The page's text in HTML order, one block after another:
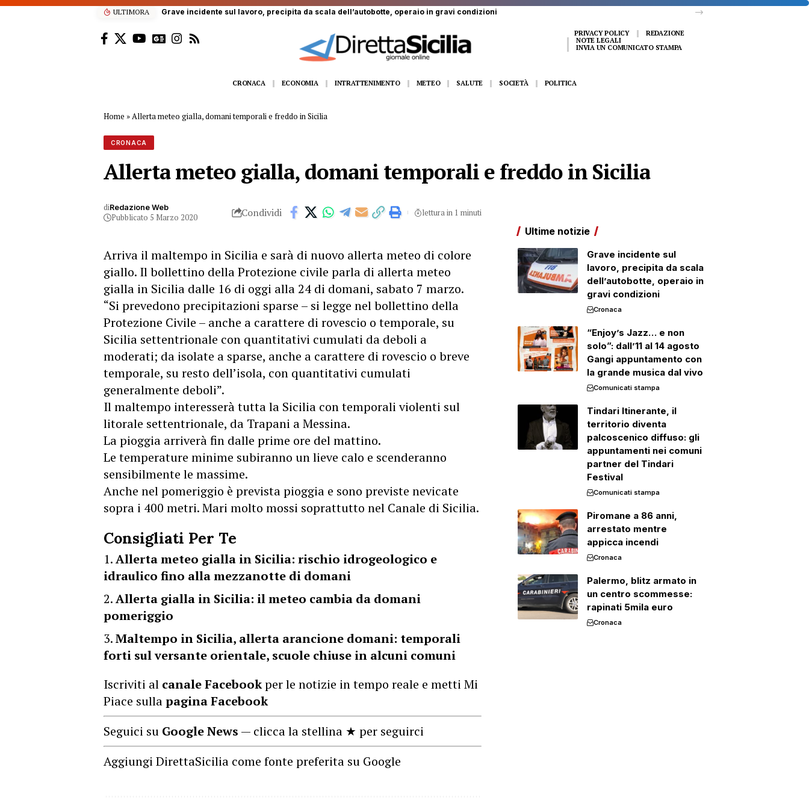
ULTIMORA
dell’autobotte, operaio in gravi condizioni
PRIVACY POLICY
REDAZIONE
NOTE LEGALI
INVIA UN COMUNICATO STAMPA
CRONACA ECONOMIA INTRATTENIMENTO METEO SALUTE SOCIETÀ POLITICA
Home »Allerta meteo gialla, domani temporali e freddo in Sicilia
CRONACA
Allerta meteo gialla, domani temporali e freddo in Sicilia
diRedazione Web
Pubblicato 5 Marzo 2020 Condividi lettura in 1 minuti
Arriva il maltempo in Sicilia e sarà di nuovo allerta meteo di colore
giallo. Il bollettino della Protezione civile parla di allerta meteo
gialla in Sicilia dalle 16 di oggi alla 24 di domani, sabato 7 marzo.
“Si prevedono precipitazioni sparse – si legge nel bollettino della
Protezione Civile – anche a carattere di rovescio o temporale, su
Sicilia settentrionale con quantitativi cumulati da deboli a
moderati; da isolate a sparse, anche a carattere di rovescio o breve
temporale, su resto dell’isola, con quantitativi cumulati
generalmente deboli”.
Il maltempo interesserà tutta la Sicilia con temporali violenti sul
litorale settentrionale, da Trapani a Messina.
La pioggia arriverà fin dalle prime ore del mattino.
Le temperature minime subiranno un lieve calo e scenderanno
sensibilmente le massime.
Anche nel pomeriggio è prevista pioggia e sono previste nevicate
sopra i 400 metri. Mari molto mossi soprattutto nel Canale di Sicilia.
Consigliati Per Te
Allerta meteo gialla in Sicilia: rischio idrogeologico e
idraulico fino alla mezzanotte di domani
Allerta gialla in Sicilia: il meteo cambia da domani
pomeriggio
Maltempo in Sicilia, allerta arancione domani: temporali
forti sul versante orientale, scuole chiuse in alcuni comuni
Iscriviti al canale Facebookper le notizie in tempo reale e metti Mi
Piace sullapagina Facebook
Seguici su Google News — clicca la stellina ★ per seguirci
Aggiungi DirettaSicilia come fonte preferita su Google
Ultime notizie
Grave incidente sul
lavoro, precipita da scala
dell’autobotte, operaio in
gravi condizioni
Cronaca
“Enjoy’s Jazz… e non
solo”: dall’11 al 14 agosto
Gangi appuntamento con
la grande musica dal vivo
Comunicati stampa
Tindari Itinerante, il
territorio diventa
palcoscenico diffuso: gli
appuntamenti nei comuni
partner del Tindari
Festival
Comunicati stampa
Piromane a 86 anni,
arrestato mentre
appicca incendi
Cronaca
Palermo, blitz armato in
un centro scommesse:
rapinati 5mila euro
Cronaca